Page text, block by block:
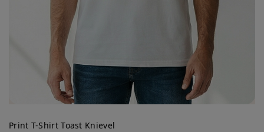
Print T-Shirt Toast Knievel